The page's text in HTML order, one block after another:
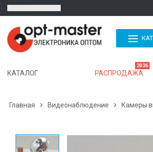
КАТАЛОГ РАСПРОДАЖА
2026
Главная  Видеонаблюдение  Камеры